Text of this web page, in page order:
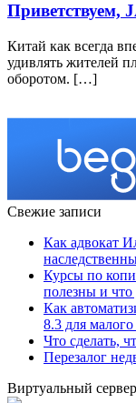
Приветствуем,
Китай как всегда
удивлять жителей
оборотом. […]
Свежие записи
Как адвокат
Курсы по
полезны и что
Как
8.3 для малого
Что сделать,
Перезалог
Виртуальный сервер